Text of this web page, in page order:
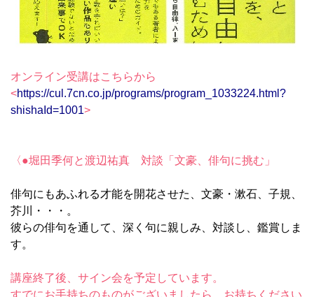
オンライン受講はこちらから
<https://cul.7cn.co.jp/programs/program_1033224.html?
shishaId=1001>
〈●堀田季何と渡辺祐真 対談「文豪、俳句に挑む」
俳句にもあふれる才能を開花させた、文豪・漱石、子規、
芥川・・・。
彼らの俳句を通して、深く句に親しみ、対談し、鑑賞しま
す。
講座終了後、サイン会を予定しています。
すでにお手持ちのものがございましたら、お持ちください